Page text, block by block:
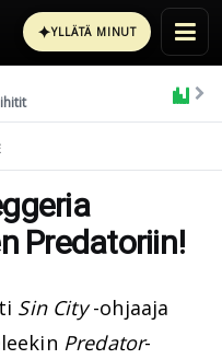
✦YLLÄTÄ MINUT
Predatoriin!
Sin City-ohjaaja
Predator-